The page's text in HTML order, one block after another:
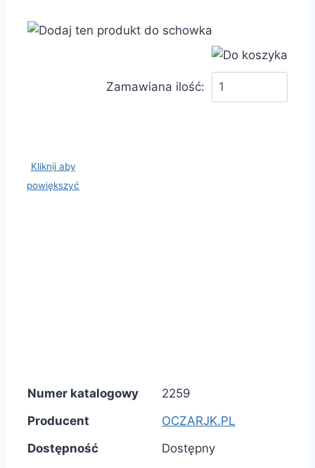
Zamawiana ilość:
Kliknij aby
powiększyć
Numer katalogowy
2259
Producent
OCZARJK.PL
Dostępność
Dostępny